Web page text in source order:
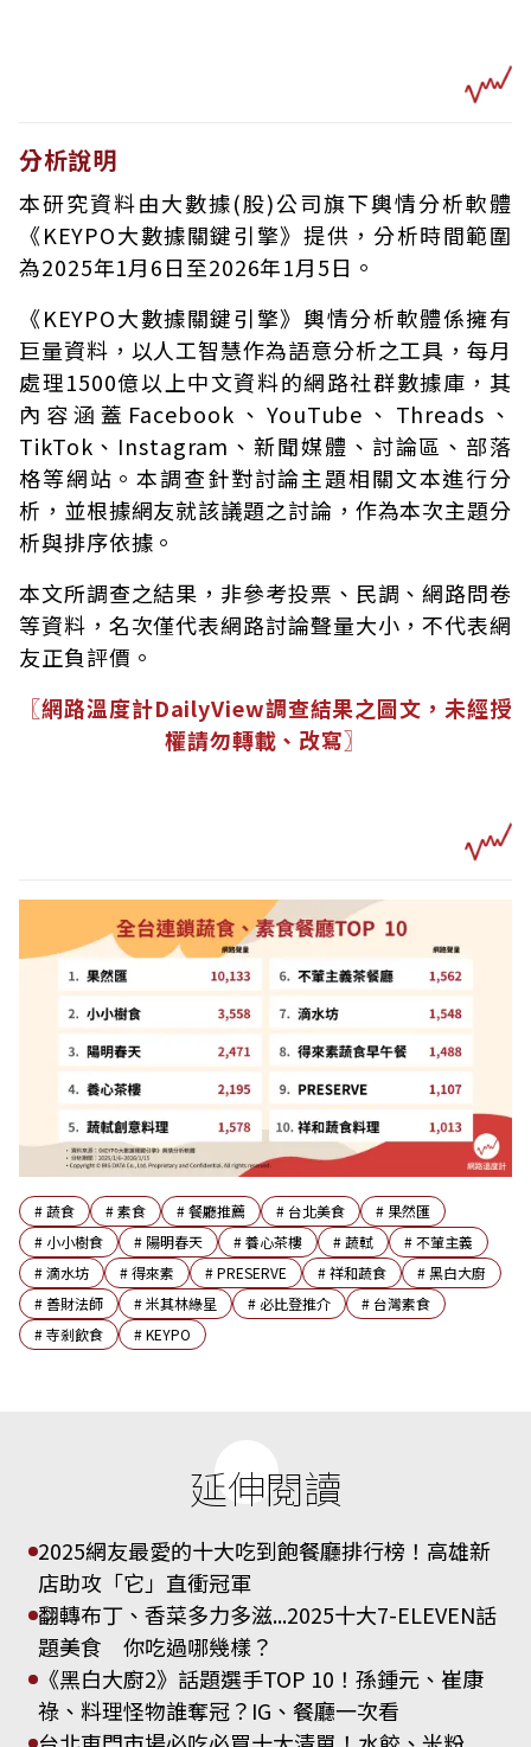
分析說明
本研究資料由大數據(股)公司旗下輿情分析軟體
《KEYPO大數據關鍵引擎》提供，分析時間範圍
為2025年1月6日至2026年1月5日。
《KEYPO大數據關鍵引擎》輿情分析軟體係擁有
巨量資料，以人工智慧作為語意分析之工具，每月
處理1500億以上中文資料的網路社群數據庫，其
內容涵蓋Facebook、YouTube、Threads、
TikTok、Instagram、新聞媒體、討論區、部落
格等網站。本調查針對討論主題相關文本進行分
析，並根據網友就該議題之討論，作為本次主題分
析與排序依據。
本文所調查之結果，非參考投票、民調、網路問卷
等資料，名次僅代表網路討論聲量大小，不代表網
友正負評價。
〖網路溫度計DailyView調查結果之圖文，未經授
權請勿轉載、改寫〗
#蔬食 #素食 #餐廳推薦 # 台北美食 # 果然匯
# 小小樹食 # 陽明春天 #養心茶樓 #蔬軾 #不葷主義
#滴水坊 #得來素 #PRESERVE #祥和蔬食 #黑白大廚
# 善財法師 #米其林綠星 #必比登推介 # 台灣素食
#寺剎飲食 #KEYPO
延伸閱讀
2025網友最愛的十大吃到飽餐廳排行榜！高雄新
店助攻「它」直衝冠軍
翻轉布丁、香菜多力多滋...2025十大7-ELEVEN話
題美食 你吃過哪幾樣？
《黑白大廚2》話題選手TOP 10！孫鍾元、崔康
祿、料理怪物誰奪冠？IG、餐廳一次看